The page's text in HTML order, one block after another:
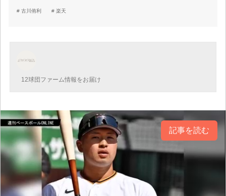
古川侑利 楽天
12球団ファーム情報をお届け
記事を読む